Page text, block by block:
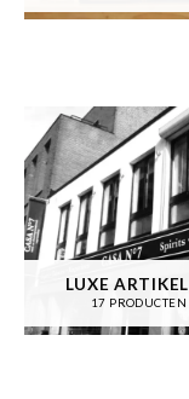
LUXE
17 PRODUCTEN